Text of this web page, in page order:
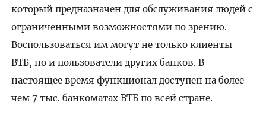
который предназначен для обслуживания людей с
ограниченными возможностями по зрению.
Воспользоваться им могут не только клиенты
ВТБ, но и пользователи других банков. В
настоящее время функционал доступен на более
чем 7 тыс. банкоматах ВТБ по всей стране.